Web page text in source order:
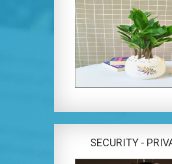
SECURITY -